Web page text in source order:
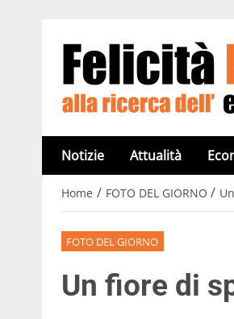
Notizie Attualità
Home / FOTO DEL GIORNO /
FOTO DEL GIORNO
Un fiore di